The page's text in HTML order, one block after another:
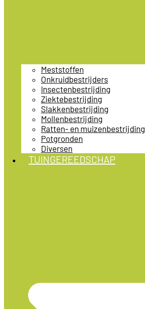
Meststoffen
Onkruidbestrijders
Insectenbestrijding
Ziektebestrijding
Slakkenbestrijding
Mollenbestrijding
Ratten- en muizenbestrijding
Potgronden
Diversen
TUINGEREEDSCHAP